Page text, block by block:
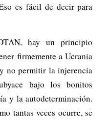
es fácil de decir para
hay un principio
firmemente a Ucrania
no permitir la injerencia
bajo los bonitos
y la autodeterminación.
tantas veces ocurre, se